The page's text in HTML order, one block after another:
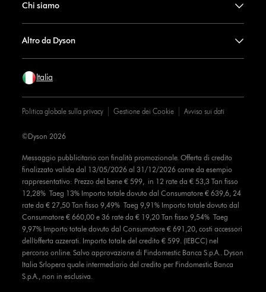
Chi siamo
Altro da Dyson
Italia
Politica globale sulla privacy Gestione dei Cookie Avviso sui dati
Messaggio pubblicitario con finalità promozionale. Offerta di credito
finalizzato valida dal 13/05/2026 al 31/12/2026 come da esempio
rappresentativo: Prezzo del bene € 599, in 12 rate da € 53,3 Tan fisso
12,28% Taeg 13% Importo totale dovuto dal Consumatore € 639,6, 24
rate da € 27,50 Tan fisso 9,49% Taeg 9,91% Importo totale dovuto dal
Consumatore € 660,00 e 36 rate da € 19,20 Tan fisso 9,54% Taeg
9,97% Importo totale dovuto dal Consumatore € 691,20, costi accessori
dell’offerta azzerati. Importo totale del credito € 599. (IEBCC) nel
percorso online. Salvo approvazione di Findomestic Banca S.p.A.. Dyson
Italia Srlopera quale intermediario del credito per Findomestic Banca
S.p.A., non in esclusiva.
©Dyson 2026